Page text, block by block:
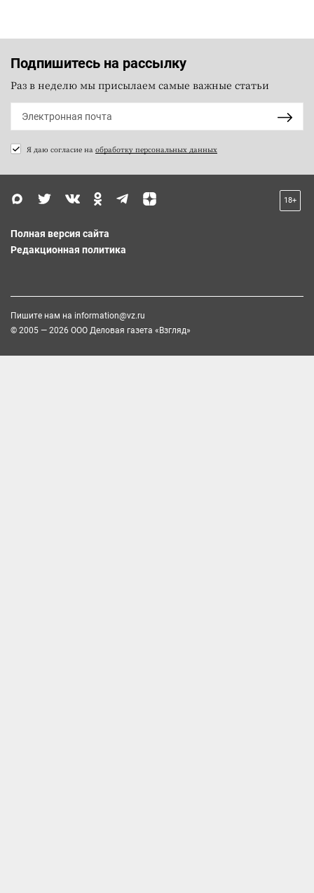
Подпишитесь на рассылку
Раз в неделю мы присылаем самые важные статьи
Я даю согласие на обработку персональных данных
18+
Полная версия сайта
Редакционная политика
Пишите нам на information@vz.ru
© 2005 — 2026 ООО Деловая газета «Взгляд»